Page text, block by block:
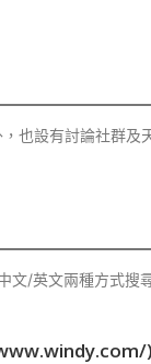
也設有討論社群及
/英文兩種方式搜
)